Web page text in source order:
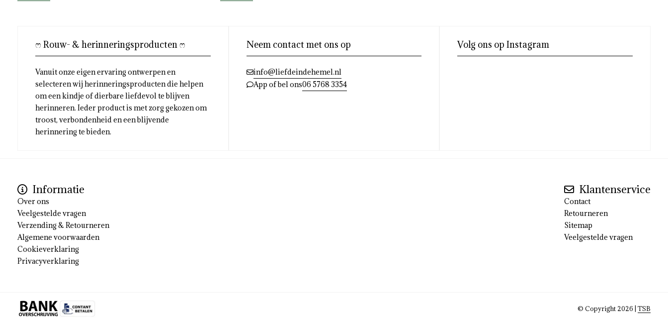
ෆ Rouw- & herinneringsproducten ෆ
Vanuit onze eigen ervaring ontwerpen en
selecteren wij herinneringsproducten die helpen
om een kindje of dierbare liefdevol te blijven
herinneren. Ieder product is met zorg gekozen om
troost, verbondenheid en een blijvende
herinnering te bieden.
Neem contact met ons op
info@liefdeindehemel.nl
App of bel ons06 5768 3354
Volg ons op Instagram
Informatie
Over ons
Veelgestelde vragen
Verzending & Retourneren
Algemene voorwaarden
Cookieverklaring
Privacyverklaring
Klantenservice
Contact
Retourneren
Sitemap
Veelgestelde vragen
© Copyright 2026 | TSB